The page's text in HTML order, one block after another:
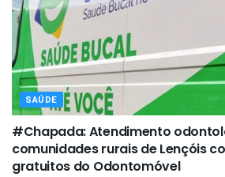
SAÚDE
#Chapada: Atendimento
comunidades rurais de Lençóis
gratuitos do Odontomóvel